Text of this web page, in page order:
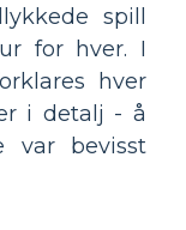
spill
for hver. I
hver
i detalj - å
var bevisst